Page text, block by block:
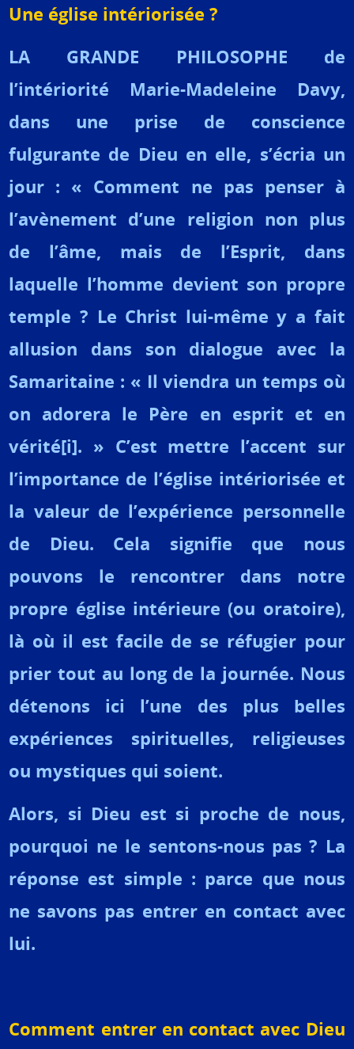
Une église intériorisée ?
LA GRANDE PHILOSOPHE de
l’intériorité Marie-Madeleine Davy,
dans une prise de conscience
fulgurante de Dieu en elle, s’écria un
jour : « Comment ne pas penser à
l’avènement d’une religion non plus
de l’âme, mais de l’Esprit, dans
laquelle l’homme devient son propre
temple ? Le Christ lui-même y a fait
allusion dans son dialogue avec la
Samaritaine : « Il viendra un temps où
on adorera le Père en esprit et en
vérité[i]. » C’est mettre l’accent sur
l’importance de l’église intériorisée et
la valeur de l’expérience personnelle
de Dieu. Cela signifie que nous
pouvons le rencontrer dans notre
propre église intérieure (ou oratoire),
là où il est facile de se réfugier pour
prier tout au long de la journée. Nous
détenons ici l’une des plus belles
expériences spirituelles, religieuses
ou mystiques qui soient.
Alors, si Dieu est si proche de nous,
pourquoi ne le sentons-nous pas ? La
réponse est simple : parce que nous
ne savons pas entrer en contact avec
lui.
Comment entrer en contact avec Dieu